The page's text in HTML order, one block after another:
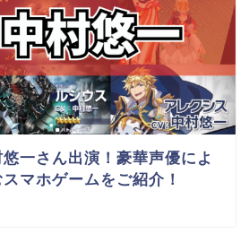
悠一さん出演！豪華声優によ
マホゲームをご紹介！